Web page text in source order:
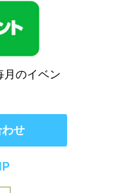
月のイベン
せ